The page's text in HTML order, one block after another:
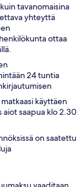
tavanomaisina
yhteyttä
ottaa
24 tuntia
käyttäen
aiot saapua klo 2.30
on saatettu